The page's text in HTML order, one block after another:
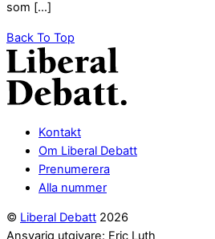
som […]
Back To Top
Kontakt
Om Liberal Debatt
Prenumerera
Alla nummer
© Liberal Debatt 2026